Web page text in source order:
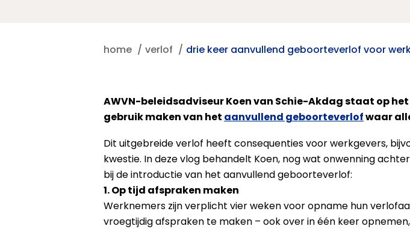
home verlof drie keer aanvullend geboorteverlof voor
AWVN-beleidsadviseur Koen van Schie-Akdag staat op
gebruik maken van het aanvullend geboorteverlofwaar
Dit uitgebreide verlof heeft consequenties voor werkgevers,
kwestie. In deze vlog behandelt Koen, nog wat onwenning
bij de introductie van het aanvullend geboorteverlof:
1. Op tijd afspraken maken
Werknemers zijn verplicht vier weken voor opname hun
vroegtijdig afspraken te maken – ook over in één keer